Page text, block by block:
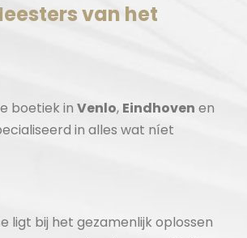
van het
boetiek in Venlo, Eindhoven en
in alles wat níet
ligt bij het gezamenlijk oplossen